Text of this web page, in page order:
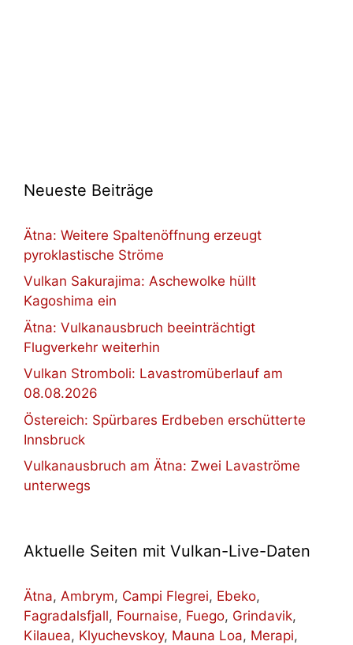
Neueste Beiträge
Ätna: Weitere Spaltenöffnung erzeugt
pyroklastische Ströme
Vulkan Sakurajima: Aschewolke hüllt
Kagoshima ein
Ätna: Vulkanausbruch beeinträchtigt
Flugverkehr weiterhin
Vulkan Stromboli: Lavastromüberlauf am
08.08.2026
Östereich: Spürbares Erdbeben erschütterte
Innsbruck
Vulkanausbruch am Ätna: Zwei Lavaströme
unterwegs
Aktuelle Seiten mit Vulkan-Live-Daten
Ätna, Ambrym, Campi Flegrei, Ebeko,
Fagradalsfjall, Fournaise, Fuego, Grindavik,
Kilauea, Klyuchevskoy, Mauna Loa, Merapi,